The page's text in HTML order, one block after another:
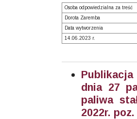
Osoba odpowiedzialna za treść
Dorota Zaremba
Data wytworzenia
14.06.2023 r.
dnia 27
paliwa
2022r.